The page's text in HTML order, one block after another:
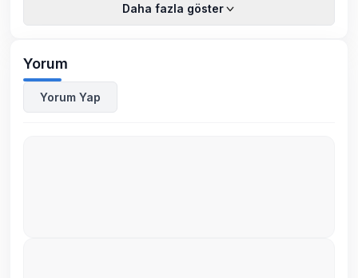
Daha fazla göster
Yorum
Yorum Yap